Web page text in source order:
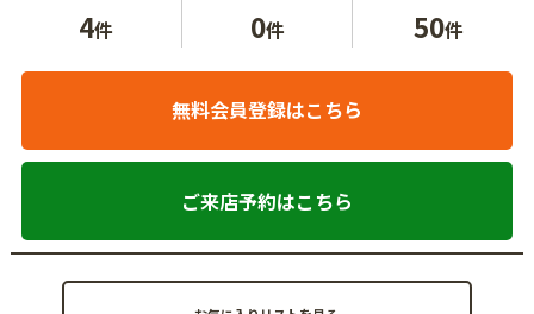
4件 0件 50件
無料会員登録はこちら
ご来店予約はこちら